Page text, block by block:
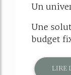
Un
Une
budget
LIRE